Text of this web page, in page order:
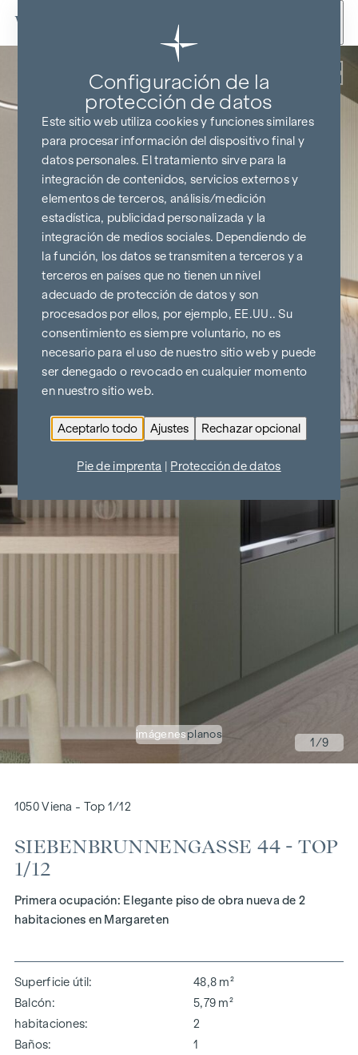
Ir al contenido
imágenesplanos
1/9
1050 Viena - Top 1/12
SIEBENBRUNNENGASSE 44 - TOP
1/12
Primera ocupación: Elegante piso de obra nueva de 2
habitaciones en Margareten
Superficie útil
48,8 m²
Balcón
5,79 m²
habitaciones
2
Baños
1
Configuración de la
protección de datos
Este sitio web utiliza cookies y funciones similares
para procesar información del dispositivo final y
datos personales. El tratamiento sirve para la
integración de contenidos, servicios externos y
elementos de terceros, análisis/medición
estadística, publicidad personalizada y la
integración de medios sociales. Dependiendo de
la función, los datos se transmiten a terceros y a
terceros en países que no tienen un nivel
adecuado de protección de datos y son
procesados por ellos, por ejemplo, EE.UU.. Su
consentimiento es siempre voluntario, no es
necesario para el uso de nuestro sitio web y puede
ser denegado o revocado en cualquier momento
en nuestro sitio web.
Aceptarlo todo Ajustes Rechazar opcional
Pie de imprenta Protección de datos